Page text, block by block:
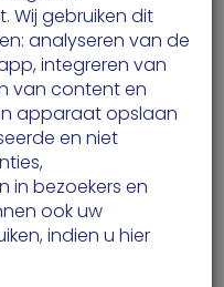
Zo
aan in
en de
de verwarming
Wij gebruiken dit
analyseren van de
integreren van
van content en
apparaat opslaan
en niet
in bezoekers en
ook uw
indien u hier